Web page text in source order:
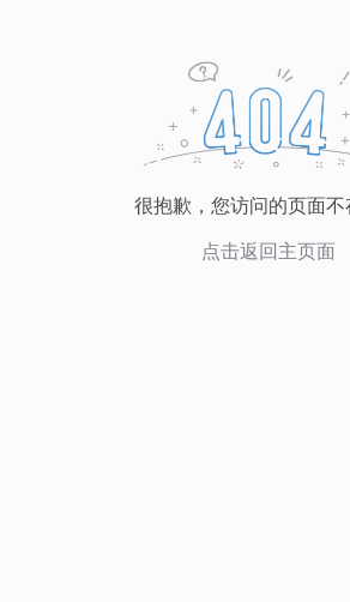
很抱歉，您访问的页面不
点击返回主页面